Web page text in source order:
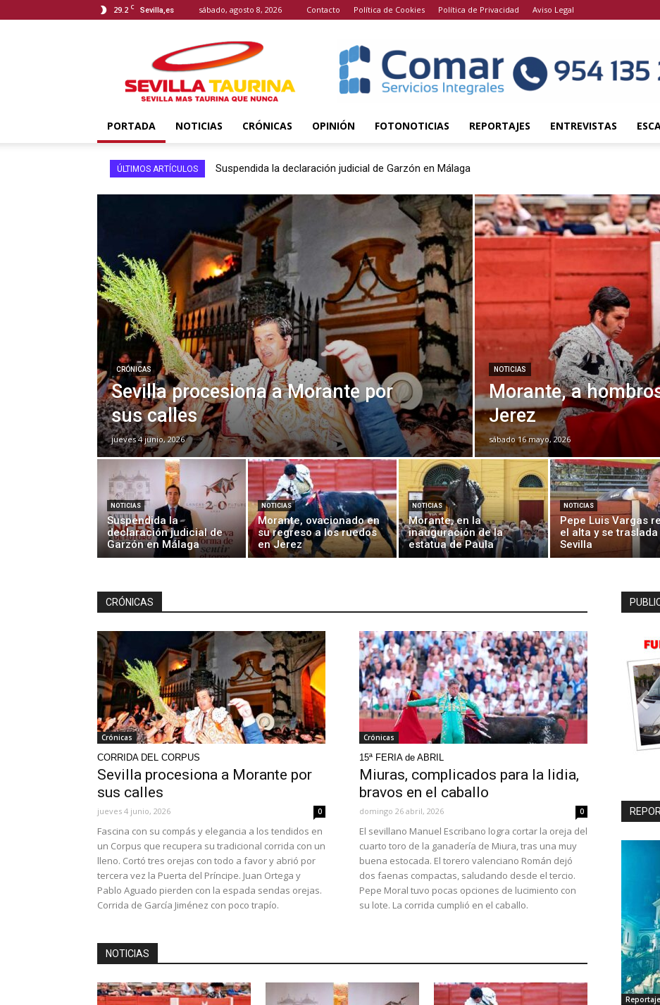
29.2 C Sevilla,es sábado, agosto 8, 2026 Contacto Política de Cookies Política de Privacidad Aviso Legal
Taurina
PORTADA NOTICIAS CRÓNICAS OPINIÓN FOTONOTICIAS REPORTAJES ENTREVISTAS
ÚLTIMOS ARTÍCULOS Suspendida la declaración judicial de Garzón en Málaga
Morante, ovacionado en su regreso a los ruedos en Jerez
CRÓNICAS
Sevilla procesiona a Morante por
sus calles
jueves 4 junio, 2026
NOTICIAS
Morante, a
Jerez
sábado 16 mayo, 2026
NOTICIAS
Suspendida la
declaración judicial de
Garzón en Málaga
NOTICIAS
Morante, ovacionado en
su regreso a los ruedos
en Jerez
NOTICIAS
Morante, en la
inauguración de la
estatua de Paula
NOTICIAS
Pepe Luis Vargas
el alta y se traslada
Sevilla
CRÓNICAS
Crónicas
CORRIDA DEL CORPUS
Sevilla procesiona a Morante por
sus calles
jueves 4 junio, 2026 0
Fascina con su compás y elegancia a los tendidos en
un Corpus que recupera su tradicional corrida con un
lleno. Cortó tres orejas con todo a favor y abrió por
tercera vez la Puerta del Príncipe. Juan Ortega y
Pablo Aguado pierden con la espada sendas orejas.
Corrida de García Jiménez con poco trapío.
Crónicas
15ª FERIA de ABRIL
Miuras, complicados para la lidia,
bravos en el caballo
domingo 26 abril, 2026 0
El sevillano Manuel Escribano logra cortar la oreja del
cuarto toro de la ganadería de Miura, tras una muy
buena estocada. El torero valenciano Román dejó
dos faenas compactas, saludando desde el tercio.
Pepe Moral tuvo pocas opciones de lucimiento con
su lote. La corrida cumplió en el caballo.
NOTICIAS